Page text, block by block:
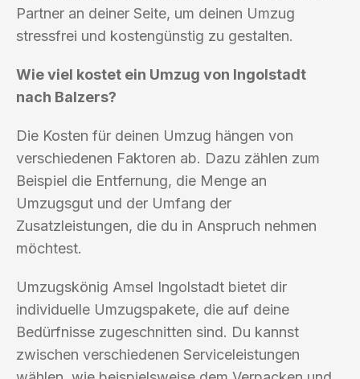
Partner an deiner Seite, um deinen Umzug
stressfrei und kostengünstig zu gestalten.
Wie viel kostet ein Umzug von Ingolstadt
nach Balzers?
Die Kosten für deinen Umzug hängen von
verschiedenen Faktoren ab. Dazu zählen zum
Beispiel die Entfernung, die Menge an
Umzugsgut und der Umfang der
Zusatzleistungen, die du in Anspruch nehmen
möchtest.
Umzugskönig Amsel Ingolstadt bietet dir
individuelle Umzugspakete, die auf deine
Bedürfnisse zugeschnitten sind. Du kannst
zwischen verschiedenen Serviceleistungen